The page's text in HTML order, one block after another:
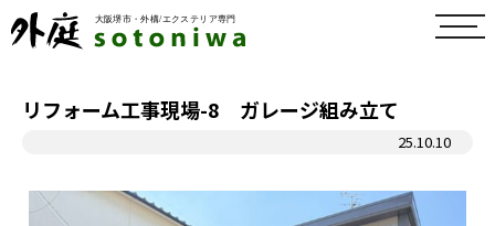
toggle
リフォーム工事現場-8 ガレージ組み立て
25.10.10